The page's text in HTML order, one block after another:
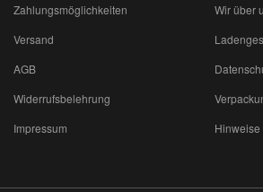
Zahlungsmöglichkeiten
Versand
AGB
Widerrufsbelehrung
Impressum
Wir über